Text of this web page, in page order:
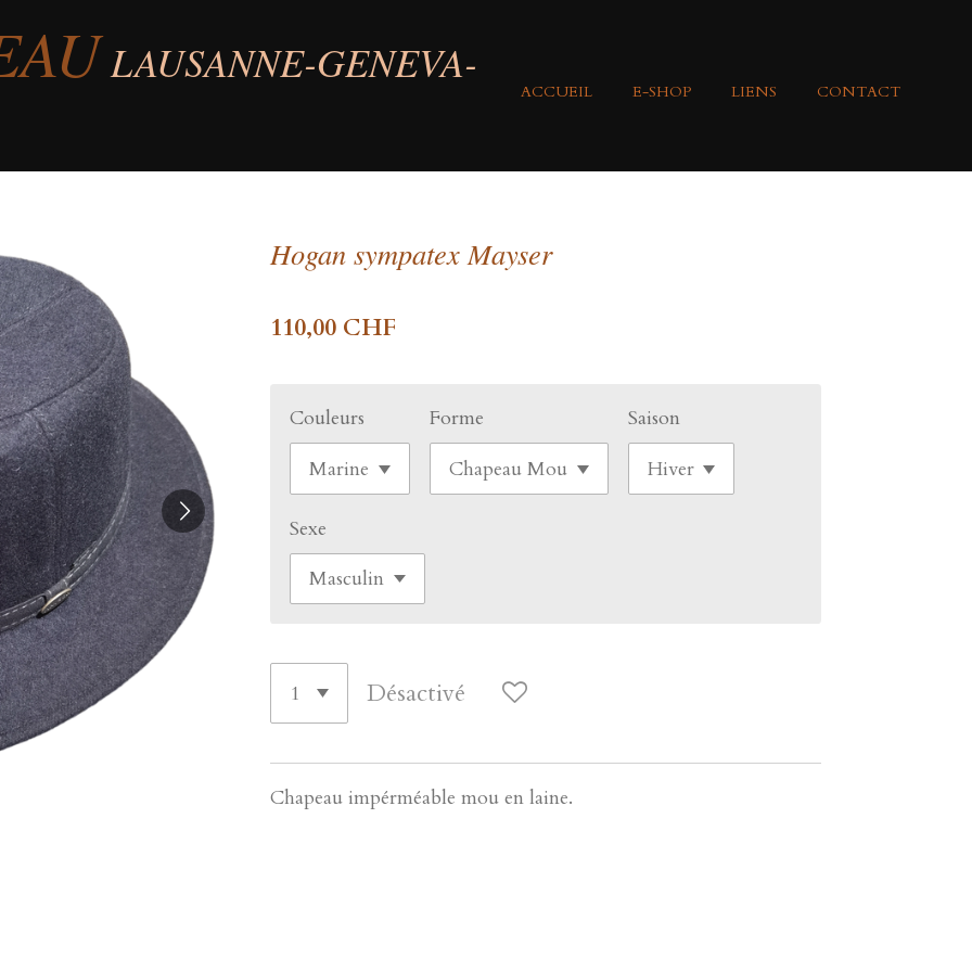
LAUSANNE-GENEVA-
ACCUEIL E-SHOP LIENS CONTACT
Hogan sympatex Mayser
110,00 CHF
Couleurs Forme Saison
Sexe
Désactivé
Chapeau impérméable mou en laine.